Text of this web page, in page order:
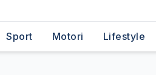
Sport Motori Lifestyle